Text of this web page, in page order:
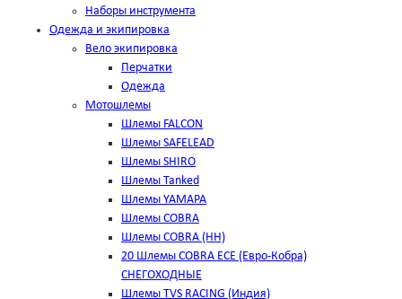
Наборы инструмента
Одежда и экипировка
Вело экипировка
Перчатки
Одежда
Мотошлемы
Шлемы FALCON
Шлемы SAFELEAD
Шлемы SHIRO
Шлемы Tanked
Шлемы YAMAPA
Шлемы COBRA
Шлемы COBRA (HH)
20 Шлемы COBRA ECE (Евро-Кобра)
СНЕГОХОДНЫЕ
Шлемы TVS RACING (Индия)